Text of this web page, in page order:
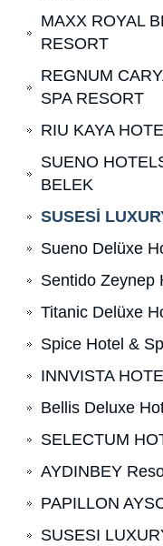
MAXX ROYAL
RESORT
REGNUM
SPA RESORT
RIU KAYA
SUENO
BELEK
SUSESİ
Sueno Delüxe
Sentido Zeynep
Titanic Delüxe
Spice Hotel &
INNVISTA
Bellis Deluxe
SELECTUM
AYDINBEY
PAPILLON
SUSESI